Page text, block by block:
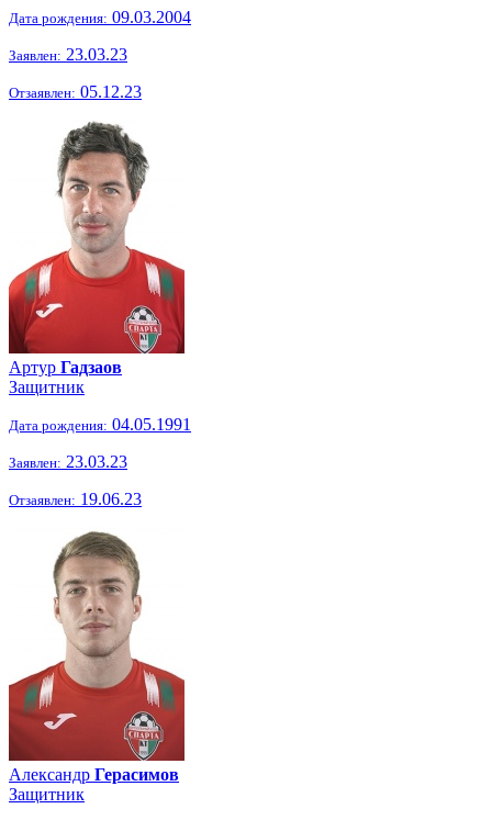
Дата рождения: 09.03.2004
Заявлен: 23.03.23
Отзаявлен: 05.12.23
Артур Гадзаов
Защитник
Дата рождения: 04.05.1991
Заявлен: 23.03.23
Отзаявлен: 19.06.23
Александр Герасимов
Защитник